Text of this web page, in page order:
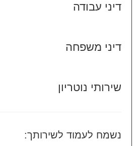
דיני עבודה
דיני משפחה
שירותי נוטריון
נשמח לעמוד לשירותך: